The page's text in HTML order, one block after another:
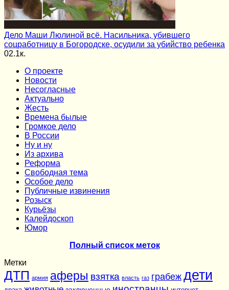
Дело Маши Люлиной всё. Насильника, убившего
соцработницу в Богородске, осудили за убийство ребенка
02.1к.
О проекте
Новости
Несогласные
Актуально
Жесть
Времена былые
Громкое дело
В России
Ну и ну
Из архива
Реформа
Cвободная тема
Особое дело
Публичные извинения
Розыск
Курьёзы
Калейдоскоп
Юмор
Полный список меток
Метки
ДТП армия аферы взятка власть газ грабеж дети